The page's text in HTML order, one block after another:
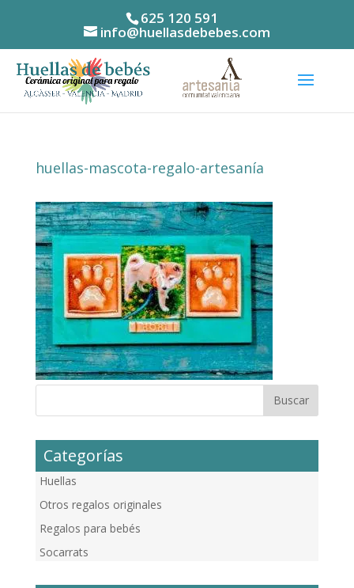
625 120 591
info@huellasdebebes.com
huellas-mascota-regalo-artesanía
Categorías
Huellas
Otros regalos originales
Regalos para bebés
Socarrats